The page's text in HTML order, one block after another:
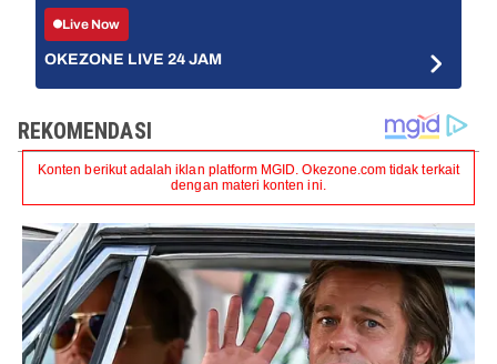
Live Now
OKEZONE LIVE 24 JAM